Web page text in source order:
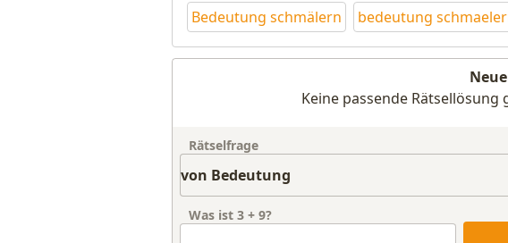
Bedeutung schmälern
bedeutung
Keine passende
Rätselfrage
Was ist 3 + 9?